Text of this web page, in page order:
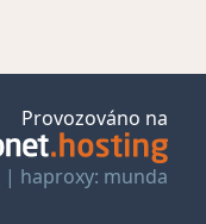
Provozováno na
| haproxy: munda